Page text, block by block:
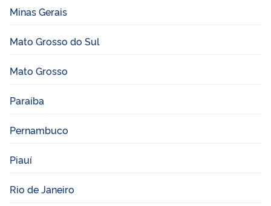
Minas Gerais
Mato Grosso do Sul
Mato Grosso
Paraíba
Pernambuco
Piauí
Rio de Janeiro